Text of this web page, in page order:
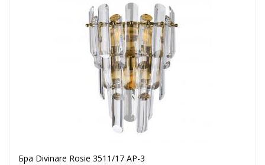
Бра Divinare Rosie 3511/17 AP-3